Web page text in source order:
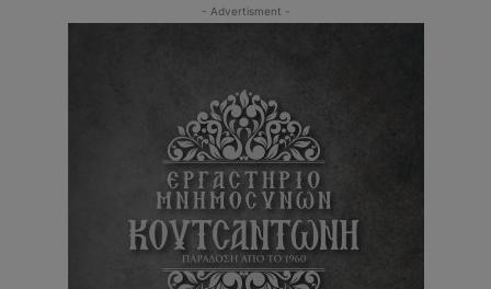
- Advertisment -